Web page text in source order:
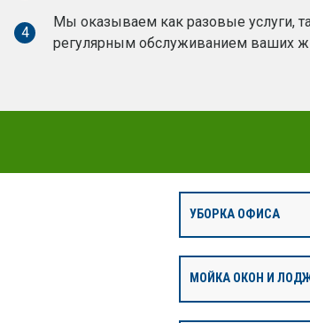
4
Мы оказываем как разовые услуги,
регулярным обслуживанием ваших
УБОРКА ОФИСА
МОЙКА ОКОН И